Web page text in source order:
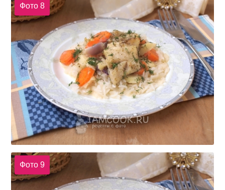
Фото 8
Фото 9